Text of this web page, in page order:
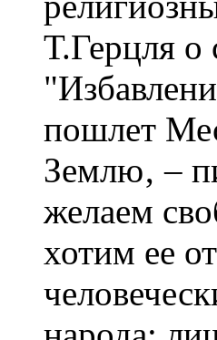
Т.Герцля о
пошлет
Землю‚ –
желаем
хотим ее